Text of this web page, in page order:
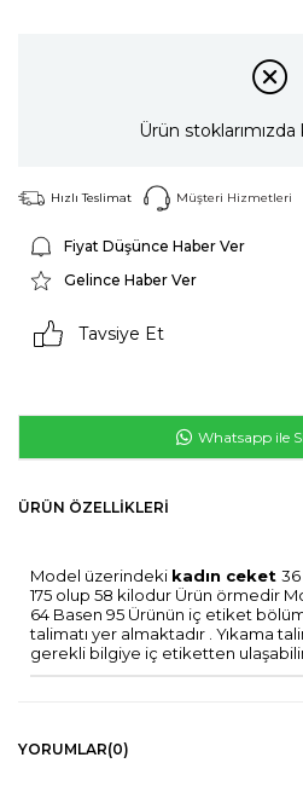
Ürün stoklarımızda
Hızlı Teslimat Müşteri Hizmetleri
Fiyat Düşünce Haber Ver
Gelince Haber Ver
Tavsiye Et
Whatsapp ile
ÜRÜN ÖZELLIKLERI
Model üzerindeki kadın ceket
175 olup 58 kilodur Ürün örmedir
64 Basen 95 Ürünün iç etiket
talimatı yer almaktadır . Yıkama
gerekli bilgiye iç etiketten
YORUMLAR(0)